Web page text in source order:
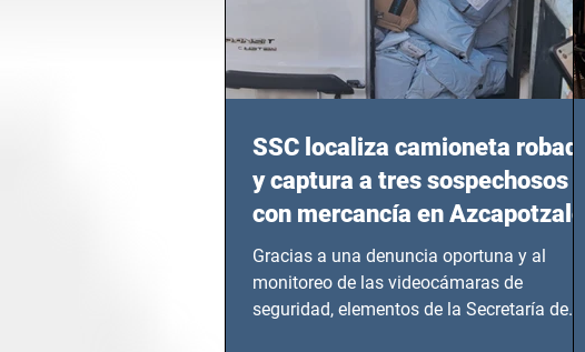
SSC localiza camioneta robada
y captura a tres sospechosos
con mercancía en Azcapotzalco
Gracias a una denuncia oportuna y al
monitoreo de las videocámaras de
seguridad, elementos de la Secretaría de